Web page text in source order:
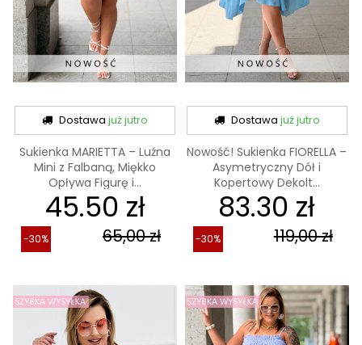
Dostawajuż jutro
Sukienka MARIETTA – Luźna
Mini z Falbaną, Miękko
Opływa Figurę i...
45.50 zł
65,00 zł
-30%
Dostawa już jutro
Nowość! Sukienka FIORELLA –
Asymetryczny Dół i
Kopertowy Dekolt...
83.30 zł
119,00 zł
-30%